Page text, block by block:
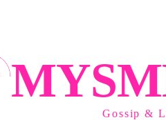
Gossip &